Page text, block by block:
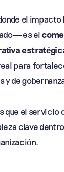
el impacto
es el
para
y de
que el servicio
clave